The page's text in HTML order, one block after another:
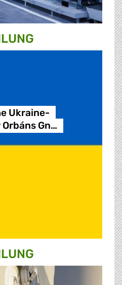
Ukraine-
Gn…